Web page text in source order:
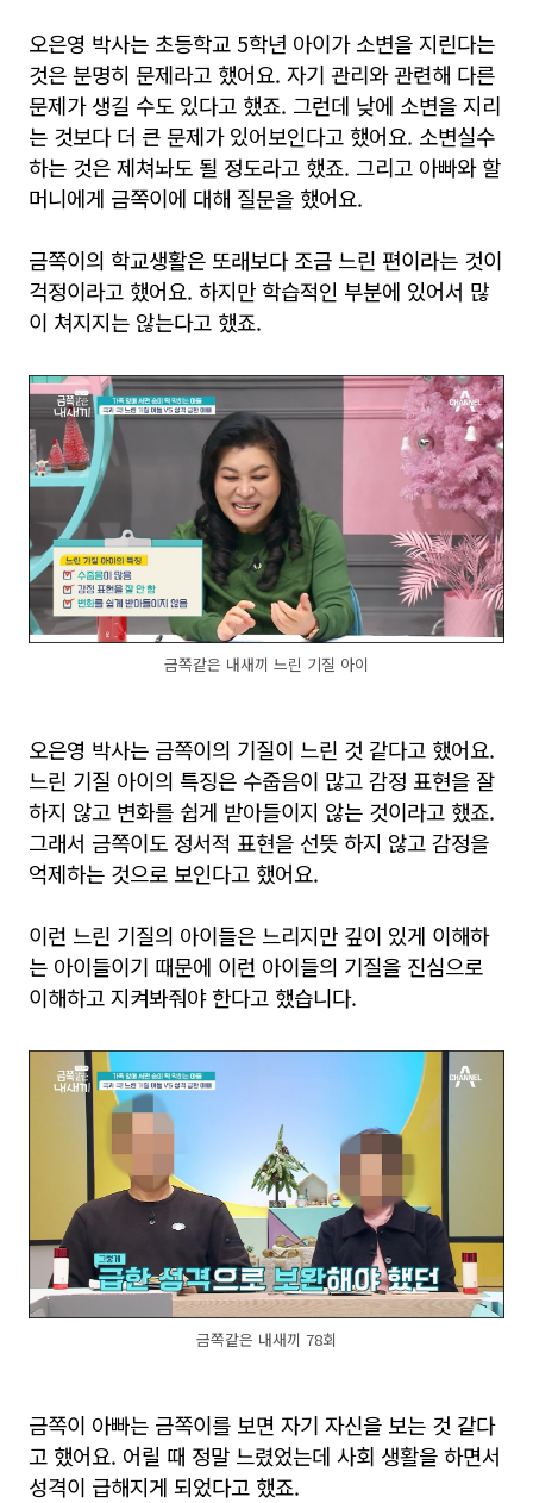
오은영 박사는 초등학교 5학년 아이가 소변을 지린다는
것은 분명히 문제라고 했어요. 자기 관리와 관련해 다른
문제가 생길 수도 있다고 했죠. 그런데 낮에 소변을 지리
는 것보다 더 큰 문제가 있어보인다고 했어요. 소변실수
하는 것은 제쳐놔도 될 정도라고 했죠. 그리고 아빠와 할
머니에게 금쪽이에 대해 질문을 했어요.
금쪽이의 학교생활은 또래보다 조금 느린 편이라는 것이
걱정이라고 했어요. 하지만 학습적인 부분에 있어서 많
이 쳐지지는 않는다고 했죠.
금쪽같은 내새끼 느린 기질 아이
오은영 박사는 금쪽이의 기질이 느린 것 같다고 했어요.
느린 기질 아이의 특징은 수줍음이 많고 감정 표현을 잘
하지 않고 변화를 쉽게 받아들이지 않는 것이라고 했죠.
그래서 금쪽이도 정서적 표현을 선뜻 하지 않고 감정을
억제하는 것으로 보인다고 했어요.
이런 느린 기질의 아이들은 느리지만 깊이 있게 이해하
는 아이들이기 때문에 이런 아이들의 기질을 진심으로
이해하고 지켜봐줘야 한다고 했습니다.
금쪽같은 내새끼 78회
금쪽이 아빠는 금쪽이를 보면 자기 자신을 보는 것 같다
고 했어요. 어릴 때 정말 느렸었는데 사회 생활을 하면서
성격이 급해지게 되었다고 했죠.